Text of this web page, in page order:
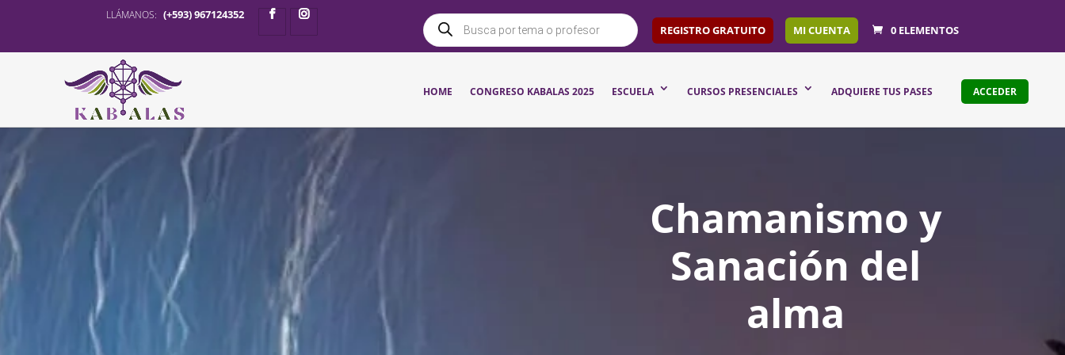
LLÁMANOS: (+593) 967124352 BÚSQUEDA
DE
PRODUCTOS
REGISTRO GRATUITO MI CUENTA 0 ELEMENTOS
HOME CONGRESO KABALAS 2025 ESCUELA CURSOS PRESENCIALES ADQUIERE TUS PASES ACCEDER
Chamanismo y
Sanación del
alma